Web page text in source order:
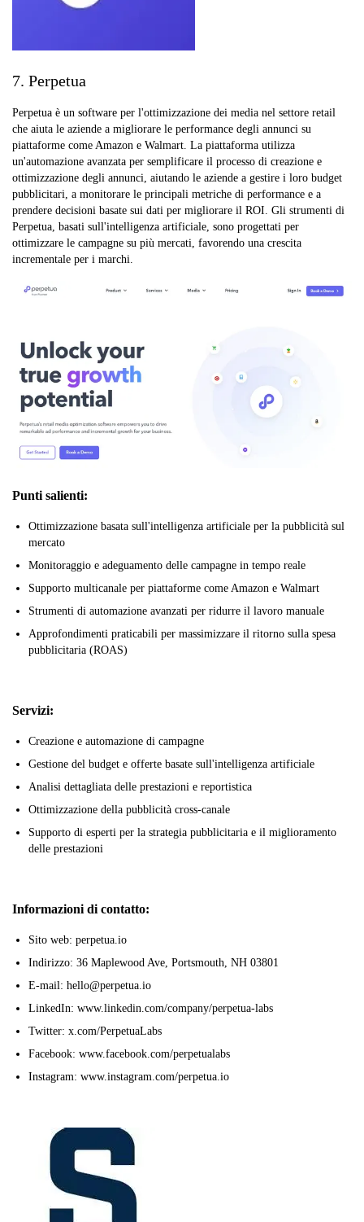
7. Perpetua
Perpetua è un software per l'ottimizzazione dei media nel settore retail
che aiuta le aziende a migliorare le performance degli annunci su
piattaforme come Amazon e Walmart. La piattaforma utilizza
un'automazione avanzata per semplificare il processo di creazione e
ottimizzazione degli annunci, aiutando le aziende a gestire i loro budget
pubblicitari, a monitorare le principali metriche di performance e a
prendere decisioni basate sui dati per migliorare il ROI. Gli strumenti di
Perpetua, basati sull'intelligenza artificiale, sono progettati per
ottimizzare le campagne su più mercati, favorendo una crescita
incrementale per i marchi.
Punti salienti:
Ottimizzazione basata sull'intelligenza artificiale per la pubblicità sul
mercato
Monitoraggio e adeguamento delle campagne in tempo reale
Supporto multicanale per piattaforme come Amazon e Walmart
Strumenti di automazione avanzati per ridurre il lavoro manuale
Approfondimenti praticabili per massimizzare il ritorno sulla spesa
pubblicitaria (ROAS)
Servizi:
Creazione e automazione di campagne
Gestione del budget e offerte basate sull'intelligenza artificiale
Analisi dettagliata delle prestazioni e reportistica
Ottimizzazione della pubblicità cross-canale
Supporto di esperti per la strategia pubblicitaria e il miglioramento
delle prestazioni
Informazioni di contatto:
Sito web: perpetua.io
Indirizzo: 36 Maplewood Ave, Portsmouth, NH 03801
E-mail: hello@perpetua.io
LinkedIn: www.linkedin.com/company/perpetua-labs
Twitter: x.com/PerpetuaLabs
Facebook: www.facebook.com/perpetualabs
Instagram: www.instagram.com/perpetua.io